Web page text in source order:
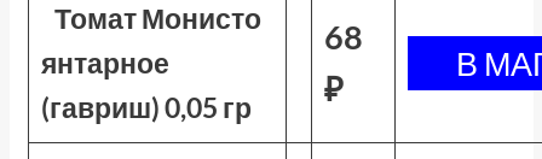
Томат Монисто
янтарное
(гавриш) 0,05 гр
68
₽